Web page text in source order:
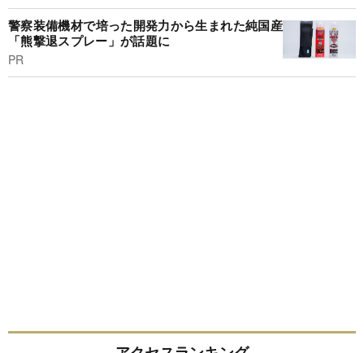
警察装備機材で培った開発力から生まれた純国産
「熊撃退スプレー」が話題に
PR